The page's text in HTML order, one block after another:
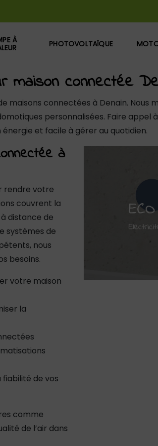
À
PHOTOVOLTAÏQUE
maison connectée
maisons connectées à Denain.
personnalisées. Faire appel
et facile à gérer au quotidien.
à
rendre votre
couvrent la
distance de
systèmes de
nous
besoins.
votre maison
la
de vos
comme
de l’air dans